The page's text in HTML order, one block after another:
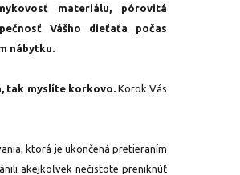
materiálu, pórovitá
Vášho dieťaťa počas
nábytku.
tak myslíte korkovo.Korok Vás
ktorá je ukončená pretieraním
akejkoľvek nečistote preniknúť